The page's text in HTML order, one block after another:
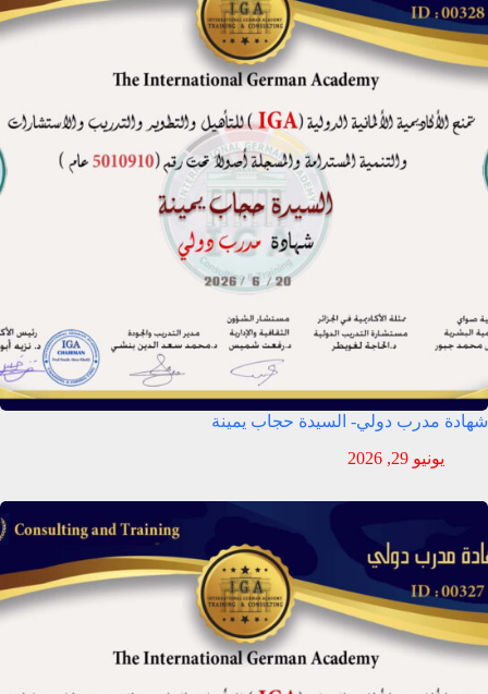
شهادة مدرب دولي- السيدة حجاب يمينة
يونيو 29, 2026